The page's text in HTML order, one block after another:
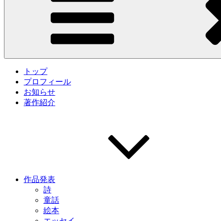
トップ
プロフィール
お知らせ
著作紹介
作品発表
詩
童話
絵本